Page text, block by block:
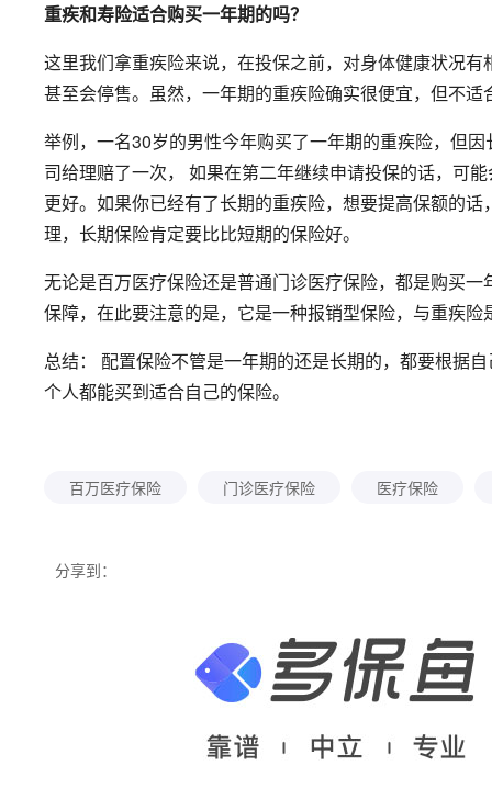
重疾和寿险适合购买一年期的吗？
这里我们拿重疾险来说，在投保之前，对身体健康状况
甚至会停售。虽然，一年期的重疾险确实很便宜，但不适
举例，一名30岁的男性今年购买了一年期的重疾险，但
司给理赔了一次， 如果在第二年继续申请投保的话，可
更好。如果你已经有了长期的重疾险，想要提高保额的
理，长期保险肯定要比比短期的保险好。
无论是百万医疗保险还是普通门诊医疗保险，都是购买
保障，在此要注意的是，它是一种报销型保险，与重疾险
总结： 配置保险不管是一年期的还是长期的，都要根据
个人都能买到适合自己的保险。
分享到：
百万医疗保险 门诊医疗保险 医疗保险